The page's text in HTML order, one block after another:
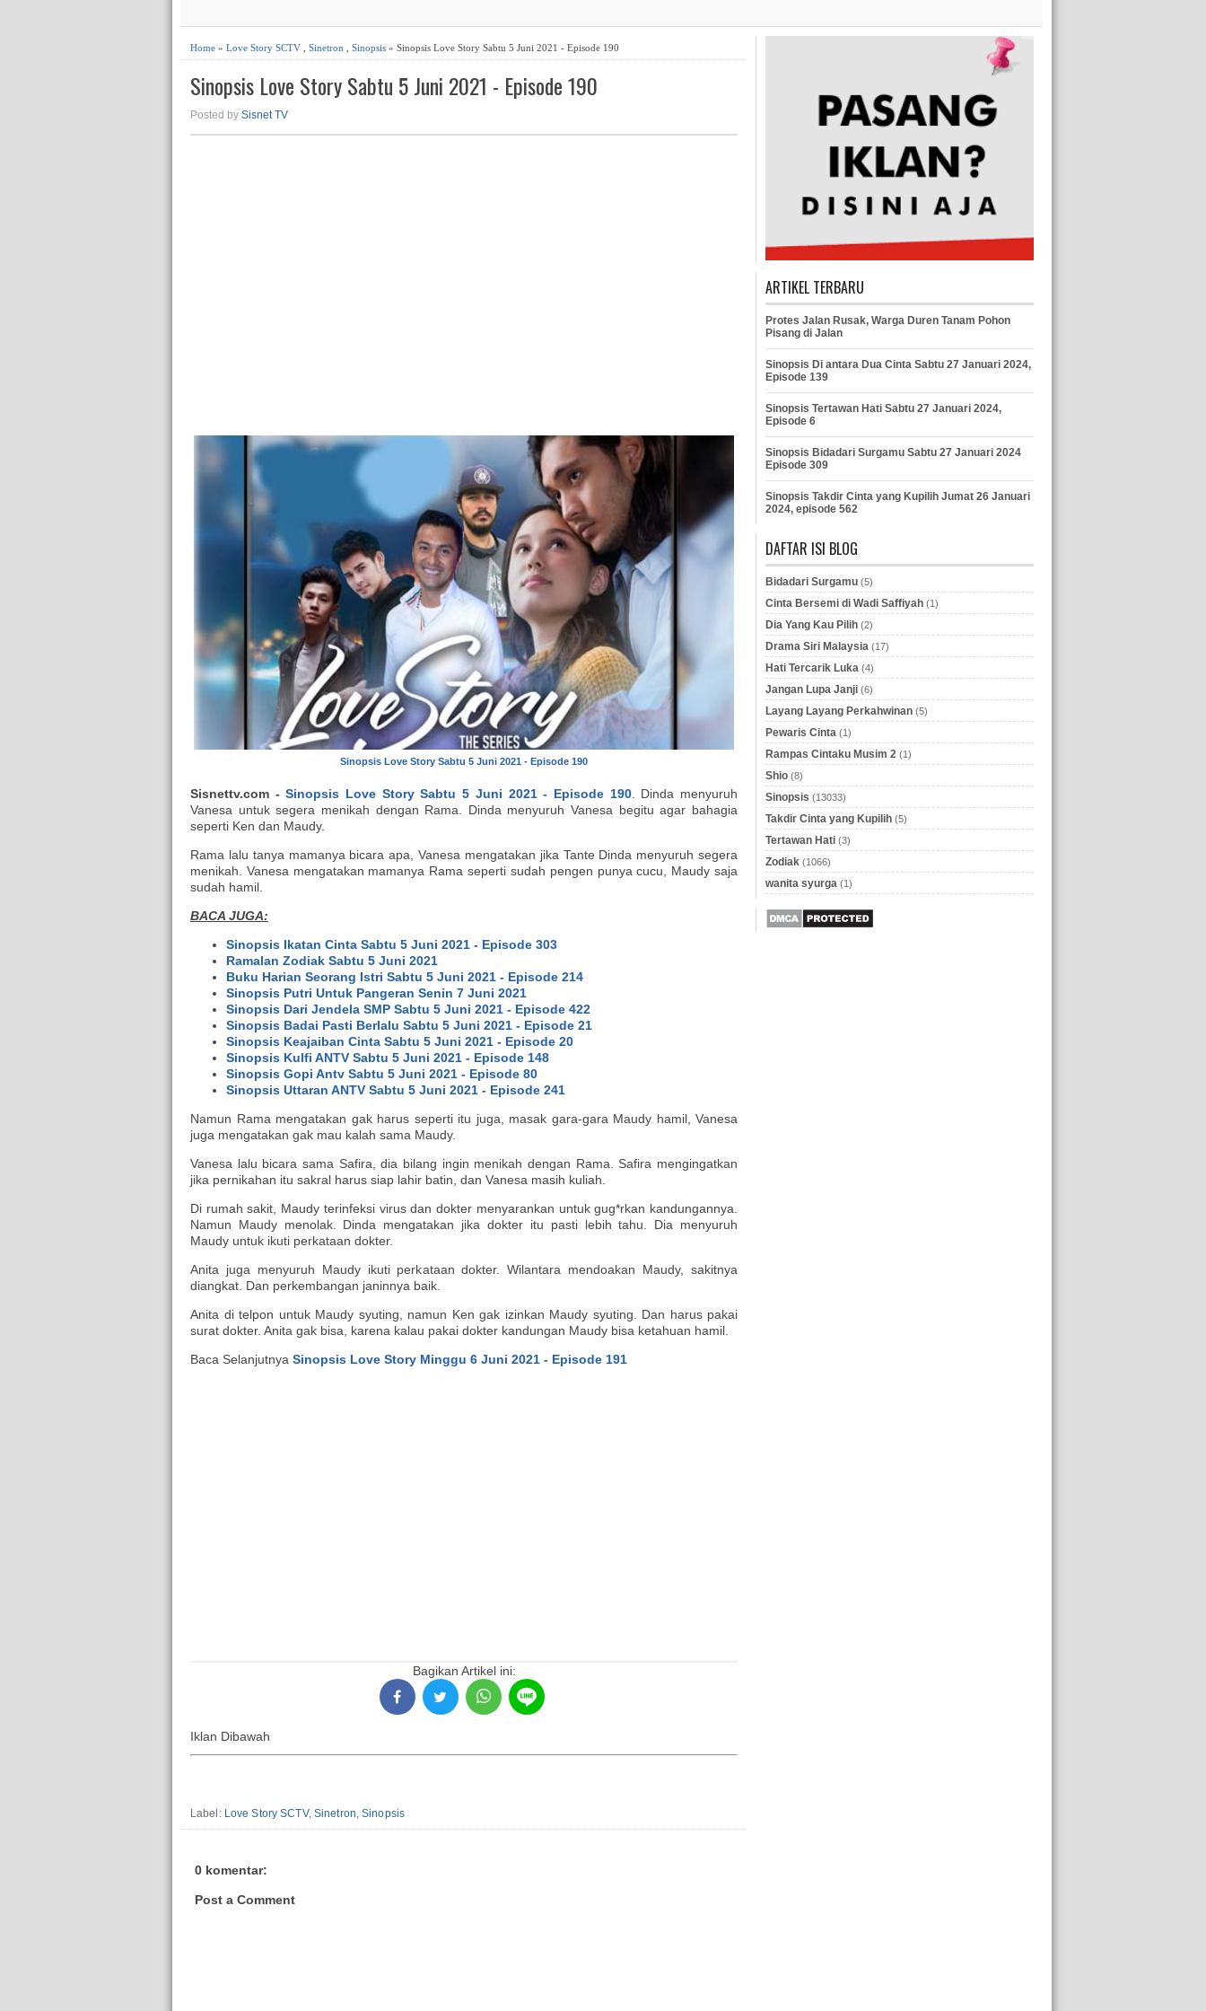
Home » Love Story SCTV Sinetron Sinopsis » Sinopsis Love Story Sabtu 5 Juni 2021 - Episode 190
Sinopsis Love Story Sabtu 5 Juni 2021 - Episode 190
Posted by Sisnet TV
Sinopsis Love Story Sabtu 5 Juni 2021 - Episode 190
Sisnettv.com -Sinopsis Love Story Sabtu 5 Juni 2021 - Episode 190. Dinda menyuruh
Vanesa untuk segera menikah dengan Rama. Dinda menyuruh Vanesa begitu agar bahagia
seperti Ken dan Maudy.
Rama lalu tanya mamanya bicara apa, Vanesa mengatakan jika Tante Dinda menyuruh segera
menikah. Vanesa mengatakan mamanya Rama seperti sudah pengen punya cucu, Maudy saja
sudah hamil.
BACA JUGA:
Sinopsis Ikatan Cinta Sabtu 5 Juni 2021 - Episode 303
Ramalan Zodiak Sabtu 5 Juni 2021
Buku Harian Seorang Istri Sabtu 5 Juni 2021 - Episode 214
Sinopsis Putri Untuk Pangeran Senin 7 Juni 2021
Sinopsis Dari Jendela SMP Sabtu 5 Juni 2021 - Episode 422
Sinopsis Badai Pasti Berlalu Sabtu 5 Juni 2021 - Episode 21
Sinopsis Keajaiban Cinta Sabtu 5 Juni 2021 - Episode 20
Sinopsis Kulfi ANTV Sabtu 5 Juni 2021 - Episode 148
Sinopsis Gopi Antv Sabtu 5 Juni 2021 - Episode 80
Sinopsis Uttaran ANTV Sabtu 5 Juni 2021 - Episode 241
Namun Rama mengatakan gak harus seperti itu juga, masak gara-gara Maudy hamil, Vanesa
juga mengatakan gak mau kalah sama Maudy.
Vanesa lalu bicara sama Safira, dia bilang ingin menikah dengan Rama. Safira mengingatkan
jika pernikahan itu sakral harus siap lahir batin, dan Vanesa masih kuliah.
Di rumah sakit, Maudy terinfeksi virus dan dokter menyarankan untuk gug*rkan kandungannya.
Namun Maudy menolak. Dinda mengatakan jika dokter itu pasti lebih tahu. Dia menyuruh
Maudy untuk ikuti perkataan dokter.
Anita juga menyuruh Maudy ikuti perkataan dokter. Wilantara mendoakan Maudy, sakitnya
diangkat. Dan perkembangan janinnya baik.
Anita di telpon untuk Maudy syuting, namun Ken gak izinkan Maudy syuting. Dan harus pakai
surat dokter. Anita gak bisa, karena kalau pakai dokter kandungan Maudy bisa ketahuan hamil.
Baca Selanjutnya Sinopsis Love Story Minggu 6 Juni 2021 - Episode 191
Bagikan Artikel ini:
Iklan Dibawah
Label: Love Story SCTV, Sinetron ,Sinopsis
0 komentar:
Post a Comment
ARTIKEL TERBARU
Protes Jalan Rusak, Warga Duren Tanam Pohon
Pisang di Jalan
Sinopsis Di antara Dua Cinta Sabtu 27 Januari 2024,
Episode 139
Sinopsis Tertawan Hati Sabtu 27 Januari 2024,
Episode 6
Sinopsis Bidadari Surgamu Sabtu 27 Januari 2024
Episode 309
Sinopsis Takdir Cinta yang Kupilih Jumat 26 Januari
2024, episode 562
DAFTAR ISI BLOG
Bidadari Surgamu (5)
Cinta Bersemi di Wadi Saffiyah (1)
Dia Yang Kau Pilih (2)
Drama Siri Malaysia (17)
Hati Tercarik Luka (4)
Jangan Lupa Janji (6)
Layang Layang Perkahwinan (5)
Pewaris Cinta (1)
Rampas Cintaku Musim 2 (1)
Shio (8)
Sinopsis (13033)
Takdir Cinta yang Kupilih (5)
Tertawan Hati (3)
Zodiak (1066)
wanita syurga (1)